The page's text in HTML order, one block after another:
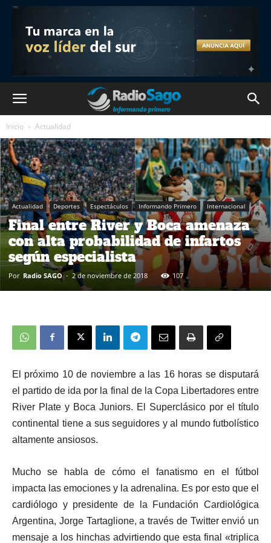
Inicio Actualidad
Actualidad Deportes Espectáculos Informando Primero Internacional
Final entre River y Boca amenaza
con alta probabilidad de infartos
según especialista
Por Radio SAGO - 2 de noviembre de 2018 107
El próximo 10 de noviembre a las 16 horas se disputará
el partido de ida por la final de la Copa Libertadores entre
River Plate y Boca Juniors. El Superclásico por el título
continental tiene a sus seguidores y al mundo futbolístico
altamente ansiosos.
Mucho se habla de cómo el fanatismo en el fútbol
impacta las emociones y la adrenalina. Es por esto que el
cardiólogo y presidente de la Fundación Cardiológica
Argentina, Jorge Tartaglione, a través de Twitter envió un
mensaje a los hinchas advirtiendo que esta final «triplica